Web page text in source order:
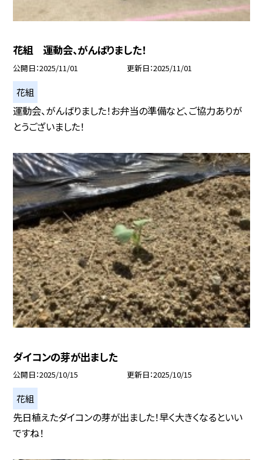
花組 運動会、がんばりました！
公開日 2025/11/01 更新日 2025/11/01
花組
運動会、がんばりました！お弁当の準備など、ご協力ありが
とうございました！
ダイコンの芽が出ました
公開日 2025/10/15 更新日 2025/10/15
花組
先日植えたダイコンの芽が出ました！早く大きくなるといい
ですね！